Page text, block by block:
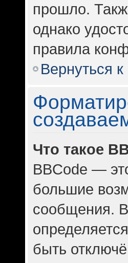
прошло.
однако
правила
Вернуться
Что такое
BBCode —
большие
сообщения.
быть